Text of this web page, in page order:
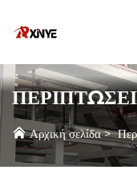
Αρχική σελίδα>